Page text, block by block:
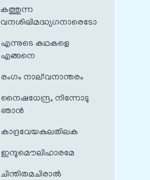
കത്തുന്ന
വനശിഖിമദ്ധ്യഗനാരെടോ
എന്നുടെ കഥകളെ
എങ്ങനെ
രംഗം നാല്‌:വനാന്തരം
നൈഷധേന്ദ്ര, നിന്നോടു
ഞാൻ
കാദ്രവേയകുലതിലക
ഇന്ദുമൌലിഹാരമേ
ചിന്തിതമചിരാൽ